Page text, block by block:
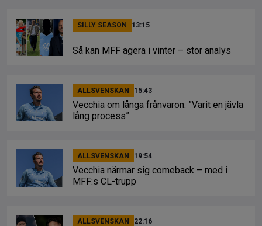
SILLY SEASON 13:15
Så kan MFF agera i vinter – stor analys
ALLSVENSKAN 15:43
Vecchia om långa frånvaron: ”Varit en jävla
lång process”
ALLSVENSKAN 19:54
Vecchia närmar sig comeback – med i
MFF:s CL-trupp
ALLSVENSKAN 22:16